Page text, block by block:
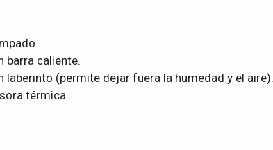
barra caliente.
laberinto (permite dejar fuera la humedad y el aire).
térmica.